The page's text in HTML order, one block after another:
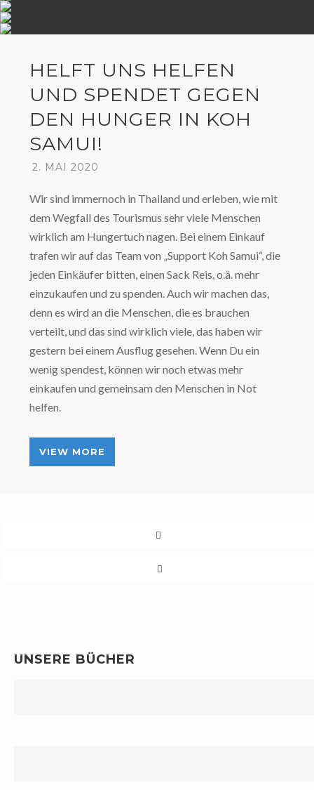
HELFT UNS HELFEN
UND SPENDET GEGEN
DEN HUNGER IN KOH
SAMUI!
2. MAI 2020
Wir sind immernoch in Thailand und erleben, wie mit
dem Wegfall des Tourismus sehr viele Menschen
wirklich am Hungertuch nagen. Bei einem Einkauf
trafen wir auf das Team von „Support Koh Samui“, die
jeden Einkäufer bitten, einen Sack Reis, o.ä. mehr
einzukaufen und zu spenden. Auch wir machen das,
denn es wird an die Menschen, die es brauchen
verteilt, und das sind wirklich viele, das haben wir
gestern bei einem Ausflug gesehen. Wenn Du ein
wenig spendest, können wir noch etwas mehr
einkaufen und gemeinsam den Menschen in Not
helfen.
VIEW MORE
BEITRAGSNAVIGATION
UNSERE BÜCHER